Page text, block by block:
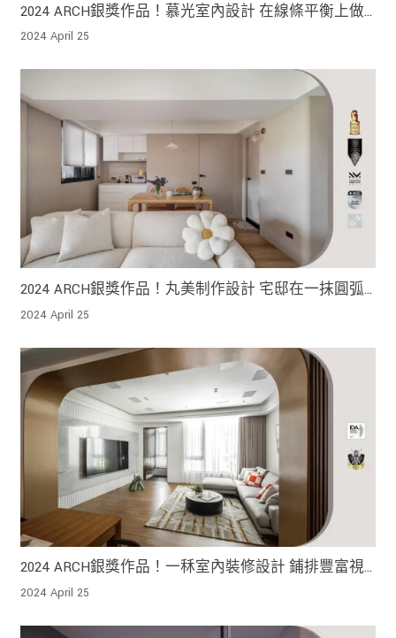
2024 ARCH銀獎作品！慕光室內設計 在線條平衡上做
出完美比例 與木質一同暈染出溫馨氣息
2024 April 25
2024 ARCH銀獎作品！丸美制作設計 宅邸在一抹圓弧
輕劃之中 相偕出適切的對稱與平衡感
2024 April 25
2024 ARCH銀獎作品！一秝室內裝修設計 鋪排豐富視
覺 完善家居功能
2024 April 25